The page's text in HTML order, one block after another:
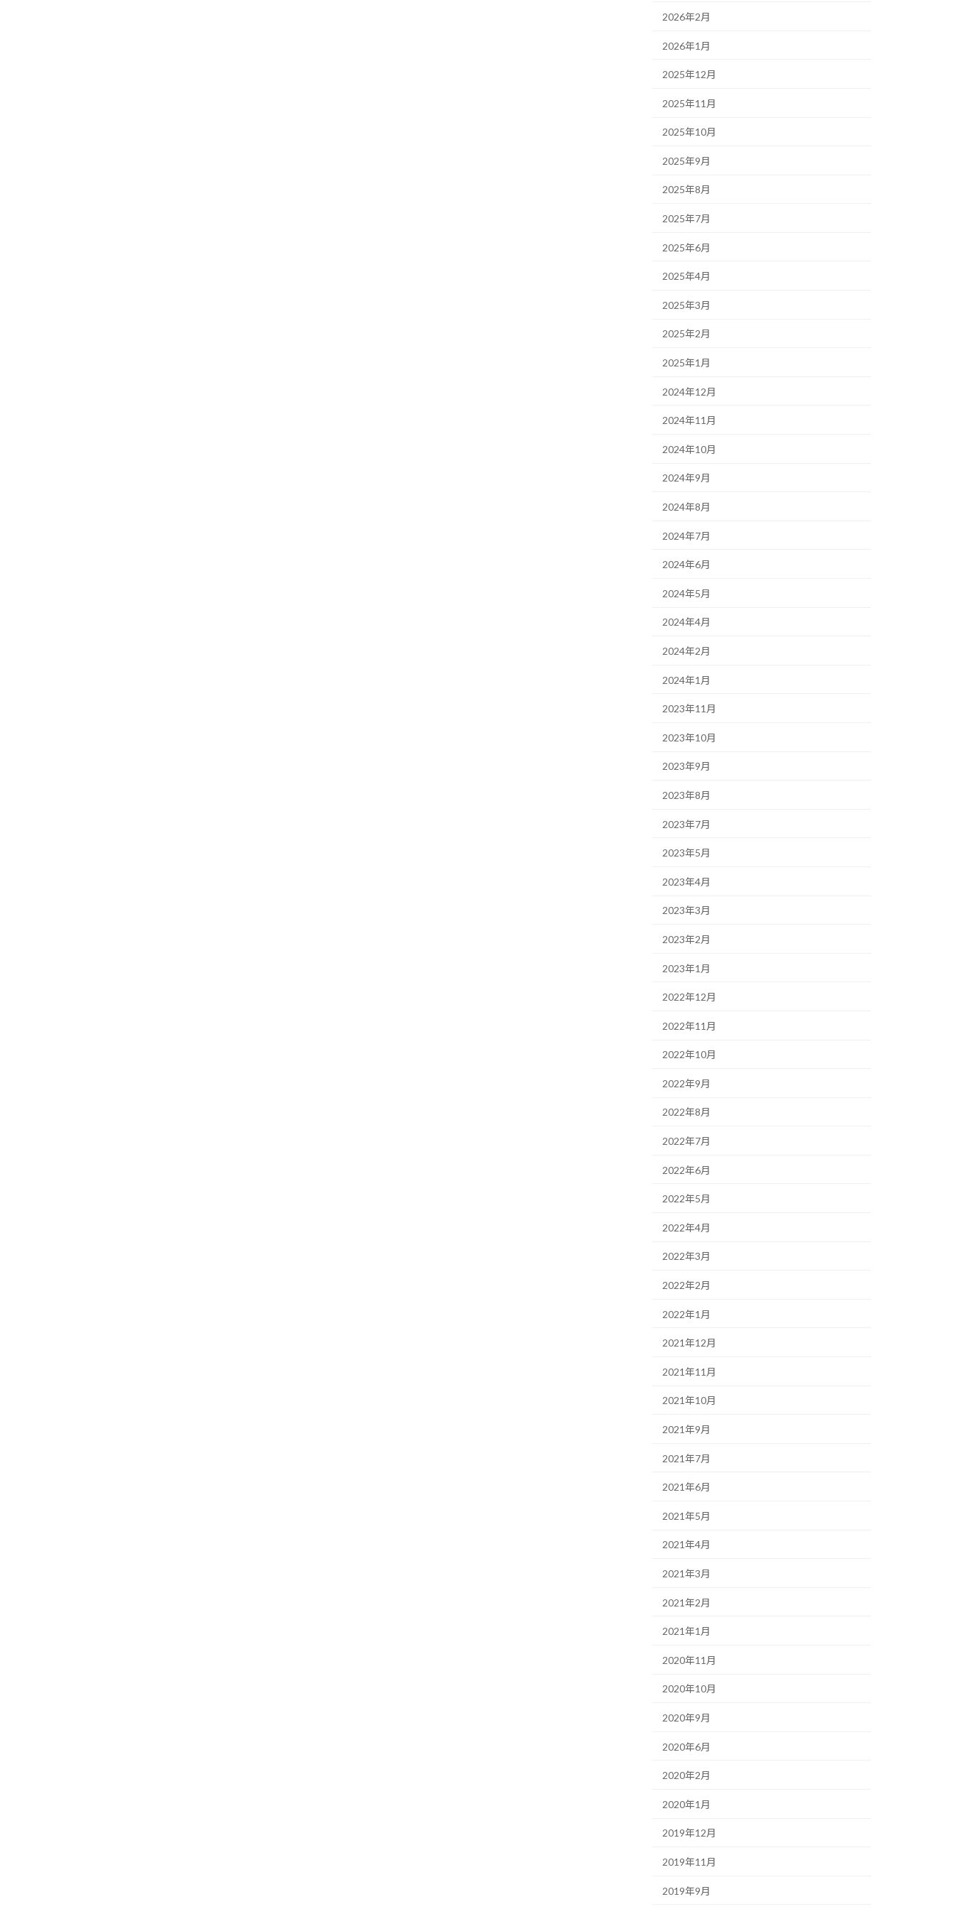
2026年2月
2026年1月
2025年12月
2025年11月
2025年10月
2025年9月
2025年8月
2025年7月
2025年6月
2025年4月
2025年3月
2025年2月
2025年1月
2024年12月
2024年11月
2024年10月
2024年9月
2024年8月
2024年7月
2024年6月
2024年5月
2024年4月
2024年2月
2024年1月
2023年11月
2023年10月
2023年9月
2023年8月
2023年7月
2023年5月
2023年4月
2023年3月
2023年2月
2023年1月
2022年12月
2022年11月
2022年10月
2022年9月
2022年8月
2022年7月
2022年6月
2022年5月
2022年4月
2022年3月
2022年2月
2022年1月
2021年12月
2021年11月
2021年10月
2021年9月
2021年7月
2021年6月
2021年5月
2021年4月
2021年3月
2021年2月
2021年1月
2020年11月
2020年10月
2020年9月
2020年6月
2020年2月
2020年1月
2019年12月
2019年11月
2019年9月